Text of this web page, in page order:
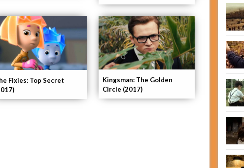
Kingsman: The Golden
Circle (2017)
Fixies: Top Secret